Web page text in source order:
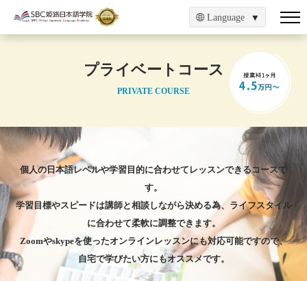
Language
プライベートコース
PRIVATE COURSE
個人の日本語レベルや学習目的に合わせてレッスンできるコースで
す。
学習目標やスピードは講師と相談しながら決める為、ライフスタイル
に合わせて柔軟に調整できます。
Zoomやskypeを使ったオンラインレッスンにも対応可能ですので、
自宅で学びたい方にもオススメです。